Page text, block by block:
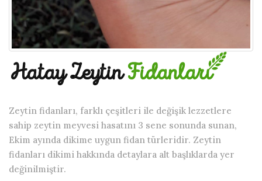
Hatay ZeytinFidanları
Zeytin fidanları, farklı çeşitleri ile değişik lezzetlere
sahip zeytin meyvesi hasatını 3 sene sonunda sunan,
Ekim ayında dikime uygun fidan türleridir. Zeytin
fidanları dikimi hakkında detaylara alt başlıklarda yer
değinilmiştir.